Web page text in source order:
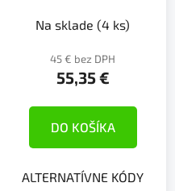
Na sklade (4 ks)
45 € bez DPH
55,35 €
DO KOŠÍKA
ALTERNATÍVNE KÓDY